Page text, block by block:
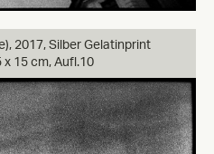
2017, Silber Gelatinprint
x 15 cm, Aufl.10